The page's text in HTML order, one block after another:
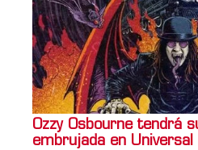
Ozzy Osbourne tendrá
embrujada en Universal